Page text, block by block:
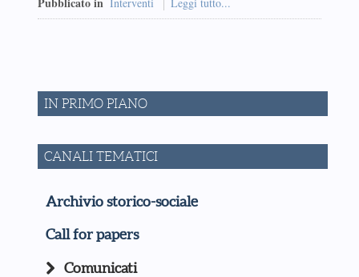
IN PRIMO PIANO
CANALI TEMATICI
Archivio storico-sociale
Call for papers
Comunicati